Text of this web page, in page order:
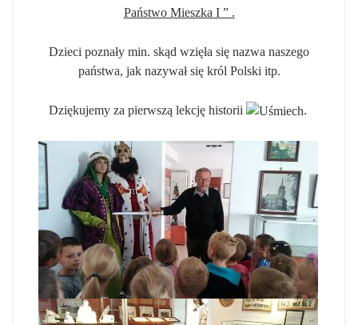
Państwo Mieszka I ” .
Dzieci poznały min. skąd wzięła się nazwa naszego
państwa, jak nazywał się król Polski itp.
Dziękujemy za pierwszą lekcję historii .